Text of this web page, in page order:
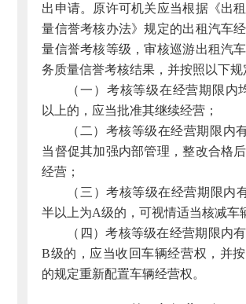
出申请。原许可机关应当根据《出
量信誉考核办法》规定的出租汽车
量信誉考核等级，审核巡游出租汽
务质量信誉考核结果，并按照以下规
（一）考核等级在经营期限内
以上的，应当批准其继续经营；
（二）考核等级在经营期限内
当督促其加强内部管理，整改合格
经营；
（三）考核等级在经营期限内
半以上为A级的，可视情适当核减车
（四）考核等级在经营期限内
B级的，应当收回车辆经营权，并
的规定重新配置车辆经营权。